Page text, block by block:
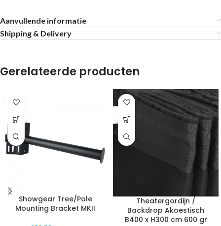
Aanvullende informatie
Shipping & Delivery
Gerelateerde producten
Showgear Tree/Pole
Mounting Bracket MKII
Theatergordijn /
Backdrop Akoestisch
B400 x H300 cm 600 gr